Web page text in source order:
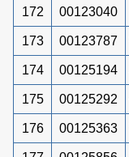
172 00123040
173 00123787
174 00125194
175 00125292
176 00125363